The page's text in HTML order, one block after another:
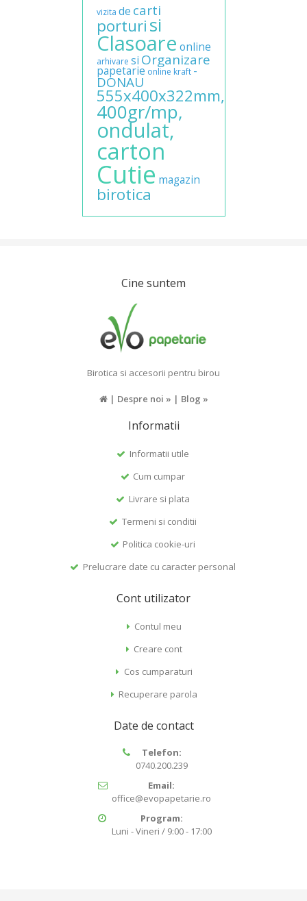
vizita de carti
porturisi
Clasoare online
arhivare si Organizare
papetarie online kraft -
DONAU
555x400x322mm,
400gr/mp,
ondulat,
carton
Cutie magazin
birotica
Cine suntem
Birotica si accesorii pentru birou
| Despre noi » | Blog »
Informatii
Informatii utile
Cum cumpar
Livrare si plata
Termeni si conditii
Politica cookie-uri
Prelucrare date cu caracter personal
Cont utilizator
Contul meu
Creare cont
Cos cumparaturi
Recuperare parola
Date de contact
Telefon:
0740.200.239
Email:
office@evopapetarie.ro
Program:
Luni - Vineri / 9:00 - 17:00